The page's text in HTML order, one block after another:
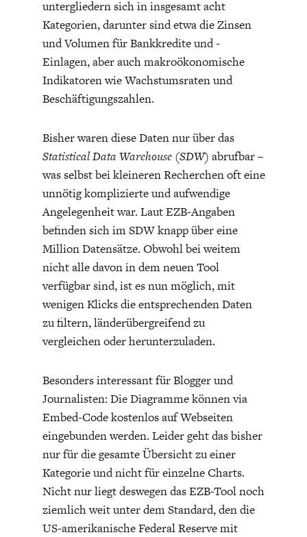
INDUSTRIEPOLITIK
CIRCULAR ECONOMY
ENERGIE & UMWELT
ENTWICKLUNGSPOLITIK
untergliedern sich in insgesamt acht
Kategorien, darunter sind etwa die Zinsen
und Volumen für Bankkredite und -
Einlagen, aber auch makroökonomische
Indikatoren wie Wachstumsraten und
Beschäftigungszahlen.
Bisher waren diese Daten nur über das
Statistical Data Warehouse (SDW) abrufbar –
was selbst bei kleineren Recherchen oft eine
unnötig komplizierte und aufwendige
Angelegenheit war. Laut EZB-Angaben
befinden sich im SDW knapp über eine
Million Datensätze. Obwohl bei weitem
nicht alle davon in dem neuen Tool
verfügbar sind, ist es nun möglich, mit
wenigen Klicks die entsprechenden Daten
zu filtern, länderübergreifend zu
vergleichen oder herunterzuladen.
Besonders interessant für Blogger und
Journalisten: Die Diagramme können via
Embed-Code kostenlos auf Webseiten
eingebunden werden. Leider geht das bisher
nur für die gesamte Übersicht zu einer
Kategorie und nicht für einzelne Charts.
Nicht nur liegt deswegen das EZB-Tool noch
ziemlich weit unter dem Standard, den die
US-amerikanische Federal Reserve mit